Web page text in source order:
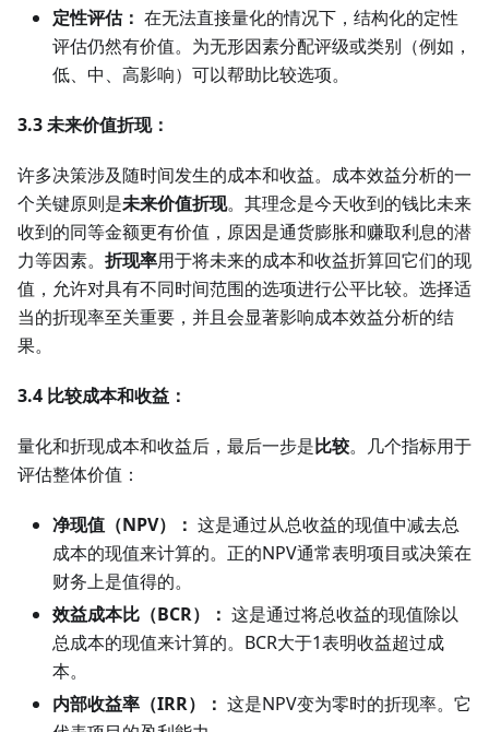
定性评估： 在无法直接量化的情况下，结构化的定性
评估仍然有价值。为无形因素分配评级或类别（例如，
低、中、高影响）可以帮助比较选项。
3.3 未来价值折现：
许多决策涉及随时间发生的成本和收益。成本效益分析的一
个关键原则是未来价值折现。其理念是今天收到的钱比未来
收到的同等金额更有价值，原因是通货膨胀和赚取利息的潜
力等因素。 折现率用于将未来的成本和收益折算回它们的现
值，允许对具有不同时间范围的选项进行公平比较。选择适
当的折现率至关重要，并且会显著影响成本效益分析的结
果。
3.4 比较成本和收益：
量化和折现成本和收益后，最后一步是比较。几个指标用于
评估整体价值：
净现值（NPV）： 这是通过从总收益的现值中减去总
成本的现值来计算的。正的NPV通常表明项目或决策在
财务上是值得的。
效益成本比（BCR）： 这是通过将总收益的现值除以
总成本的现值来计算的。BCR大于1表明收益超过成
本。
内部收益率（IRR）： 这是NPV变为零时的折现率。它